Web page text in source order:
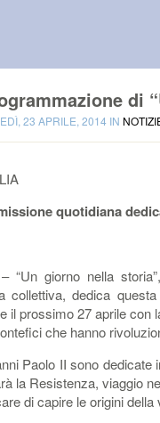
di
23 APRILE, 2014 IN
quotidiana
“Un giorno nella
collettiva, dedica
il prossimo 27 aprile con
che hanno
Paolo II sono dedicate
la Resistenza, viaggio
di capire le origini